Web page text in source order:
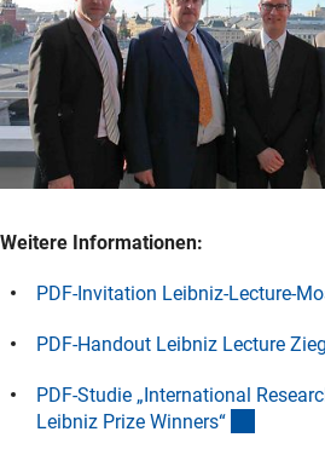
Weitere Informationen:
PDF-Invitation Leibniz-Lecture-
PDF-Handout Leibniz Lecture
PDF-Studie „International
Leibniz Prize Winners“